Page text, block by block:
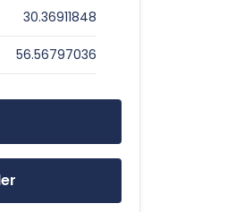
37.8 TL
30.36911848 TL
30.36911848
56.56797036